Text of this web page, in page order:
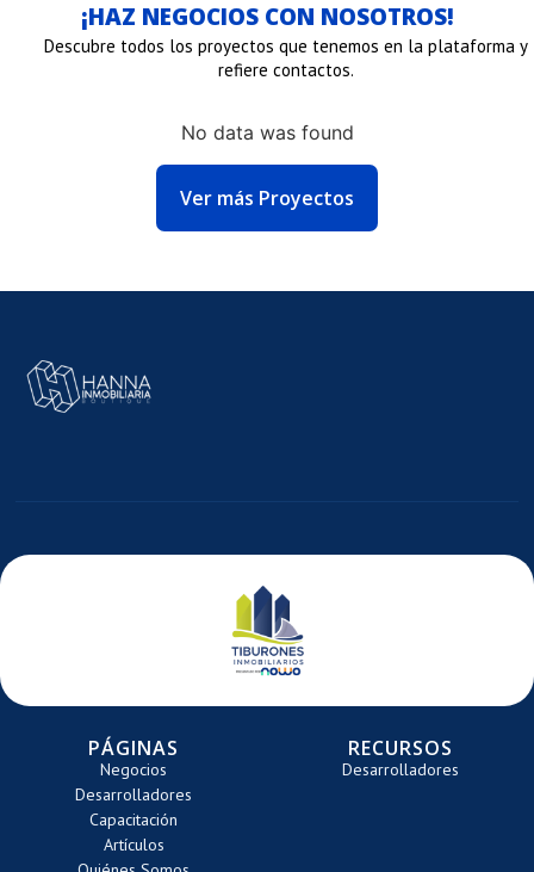
¡HAZ NEGOCIOS CON NOSOTROS!
Descubre todos los proyectos que tenemos en la plataforma y
refiere contactos.
No data was found
Ver más Proyectos
PÁGINAS
Negocios
Desarrolladores
Capacitación
Artículos
RECURSOS
Desarrolladores